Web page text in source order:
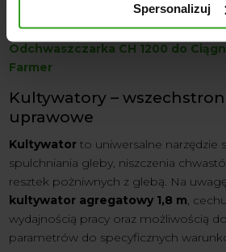
Spersonalizuj
Odchwaszczarka CH 1200 do
Farmer
Kultywatory –
uprawowe
Kultywator to uniwersalne narzędzie
spulchniania gleby, niszczenia
resztek pożniwnych z glebą. Na
kultywator agregatowy 1,8 m,
wydajnością pracy oraz możliwością
parametrów do specyficznych